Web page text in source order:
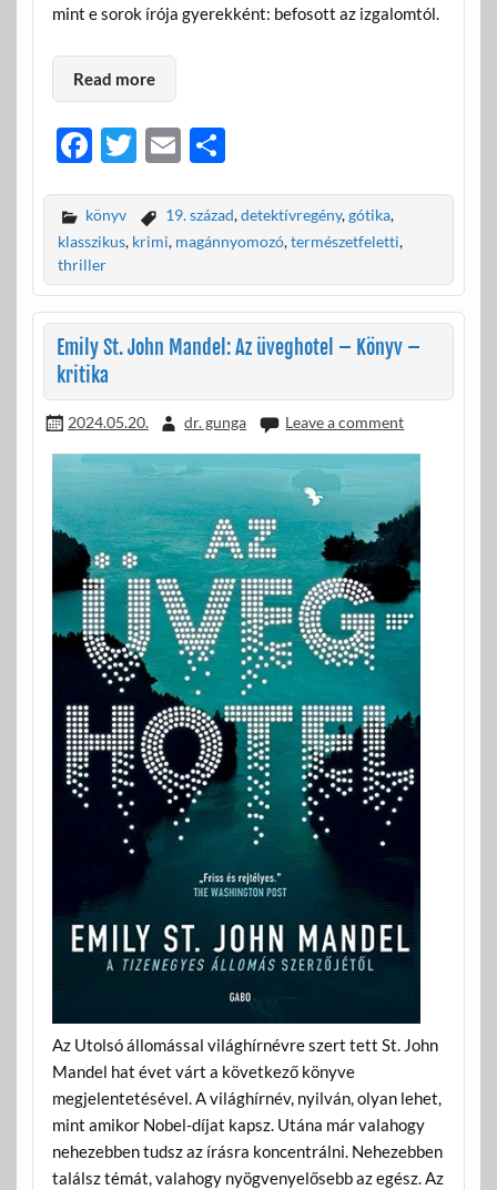
mint e sorok írója gyerekként: befosott az izgalomtól.
Read more
F
e
b
o
o
k
T
itt
er
E
ail
O
za
m
e
g
könyv 19. század,detektívregény,gótika,
klasszikus, krimi, magánnyomozó,természetfeletti,
thriller
Emily St. John Mandel: Az üveghotel – Könyv –
kritika
2024.05.20. dr. gunga Leave a comment
Az Utolsó állomással világhírnévre szert tett St. John
Mandel hat évet várt a következő könyve
megjelentetésével. A világhírnév, nyilván, olyan lehet,
mint amikor Nobel-díjat kapsz. Utána már valahogy
nehezebben tudsz az írásra koncentrálni. Nehezebben
találsz témát, valahogy nyögvenyelősebb az egész. Az